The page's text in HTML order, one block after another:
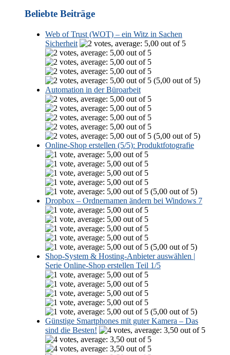
Beliebte Beiträge
Web of Trust (WOT) – ein Witz in Sachen
Sicherheit
(5,00 out of 5)
Automation in der Büroarbeit
(5,00 out of 5)
Online-Shop erstellen (5/5): Produktfotografie
(5,00 out of 5)
Dropbox – Ordnernamen ändern bei Windows 7
(5,00 out of 5)
Shop-System & Hosting-Anbieter auswählen |
Serie Online-Shop erstellen Teil 1/5
(5,00 out of 5)
Günstige Smartphones mit guter Kamera – Das
sind die Besten!